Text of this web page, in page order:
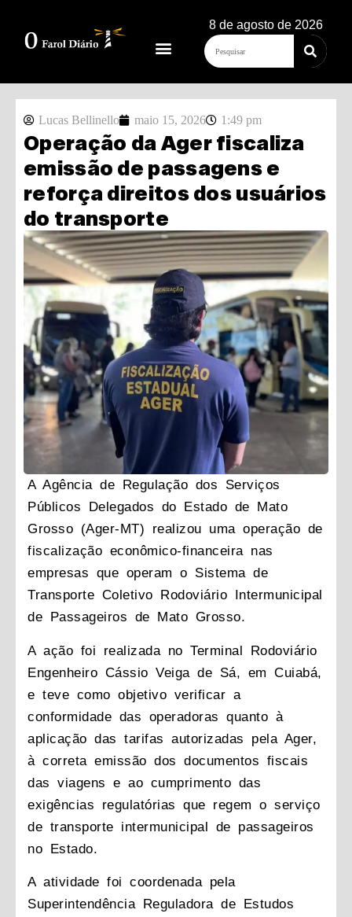
8 de agosto de 2026
Lucas Bellinello maio 15, 2026 1:49 pm
Operação da Ager fiscaliza
emissão de passagens e
reforça direitos dos usuários
do transporte
A Agência de Regulação dos Serviços
Públicos Delegados do Estado de Mato
Grosso (Ager-MT) realizou uma operação de
fiscalização econômico-financeira nas
empresas que operam o Sistema de
Transporte Coletivo Rodoviário Intermunicipal
de Passageiros de Mato Grosso.
A ação foi realizada no Terminal Rodoviário
Engenheiro Cássio Veiga de Sá, em Cuiabá,
e teve como objetivo verificar a
conformidade das operadoras quanto à
aplicação das tarifas autorizadas pela Ager,
à correta emissão dos documentos fiscais
das viagens e ao cumprimento das
exigências regulatórias que regem o serviço
de transporte intermunicipal de passageiros
no Estado.
A atividade foi coordenada pela
Superintendência Reguladora de Estudos